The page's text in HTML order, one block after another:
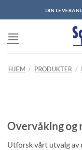
to
DIN
HJEM / PRODUKTER /
Overvåking og
Utforsk vårt utvalg av